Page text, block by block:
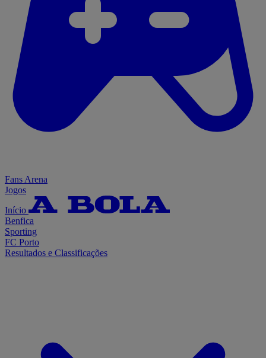
Fans Arena
Jogos
Início
Benfica
Sporting
FC Porto
Resultados e Classificações